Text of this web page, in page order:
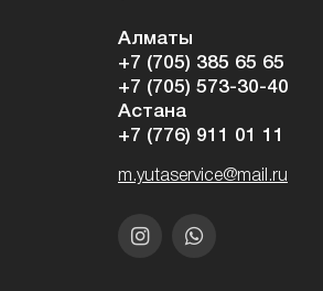
Алматы
+7 (705) 385 65 65
+7 (705) 573-30-40
Астана
+7 (776) 911 01 11
m.yutaservice@mail.ru